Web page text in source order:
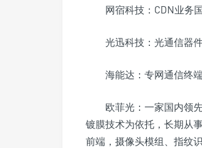
网宿科技：CDN业务
光迅科技：光通信器
海能达：专网通信终
欧菲光：一家国内领
镀膜技术为依托，长期从
前端，摄像头模组、指纹